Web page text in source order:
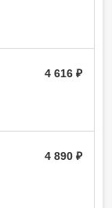
4 616
4 890